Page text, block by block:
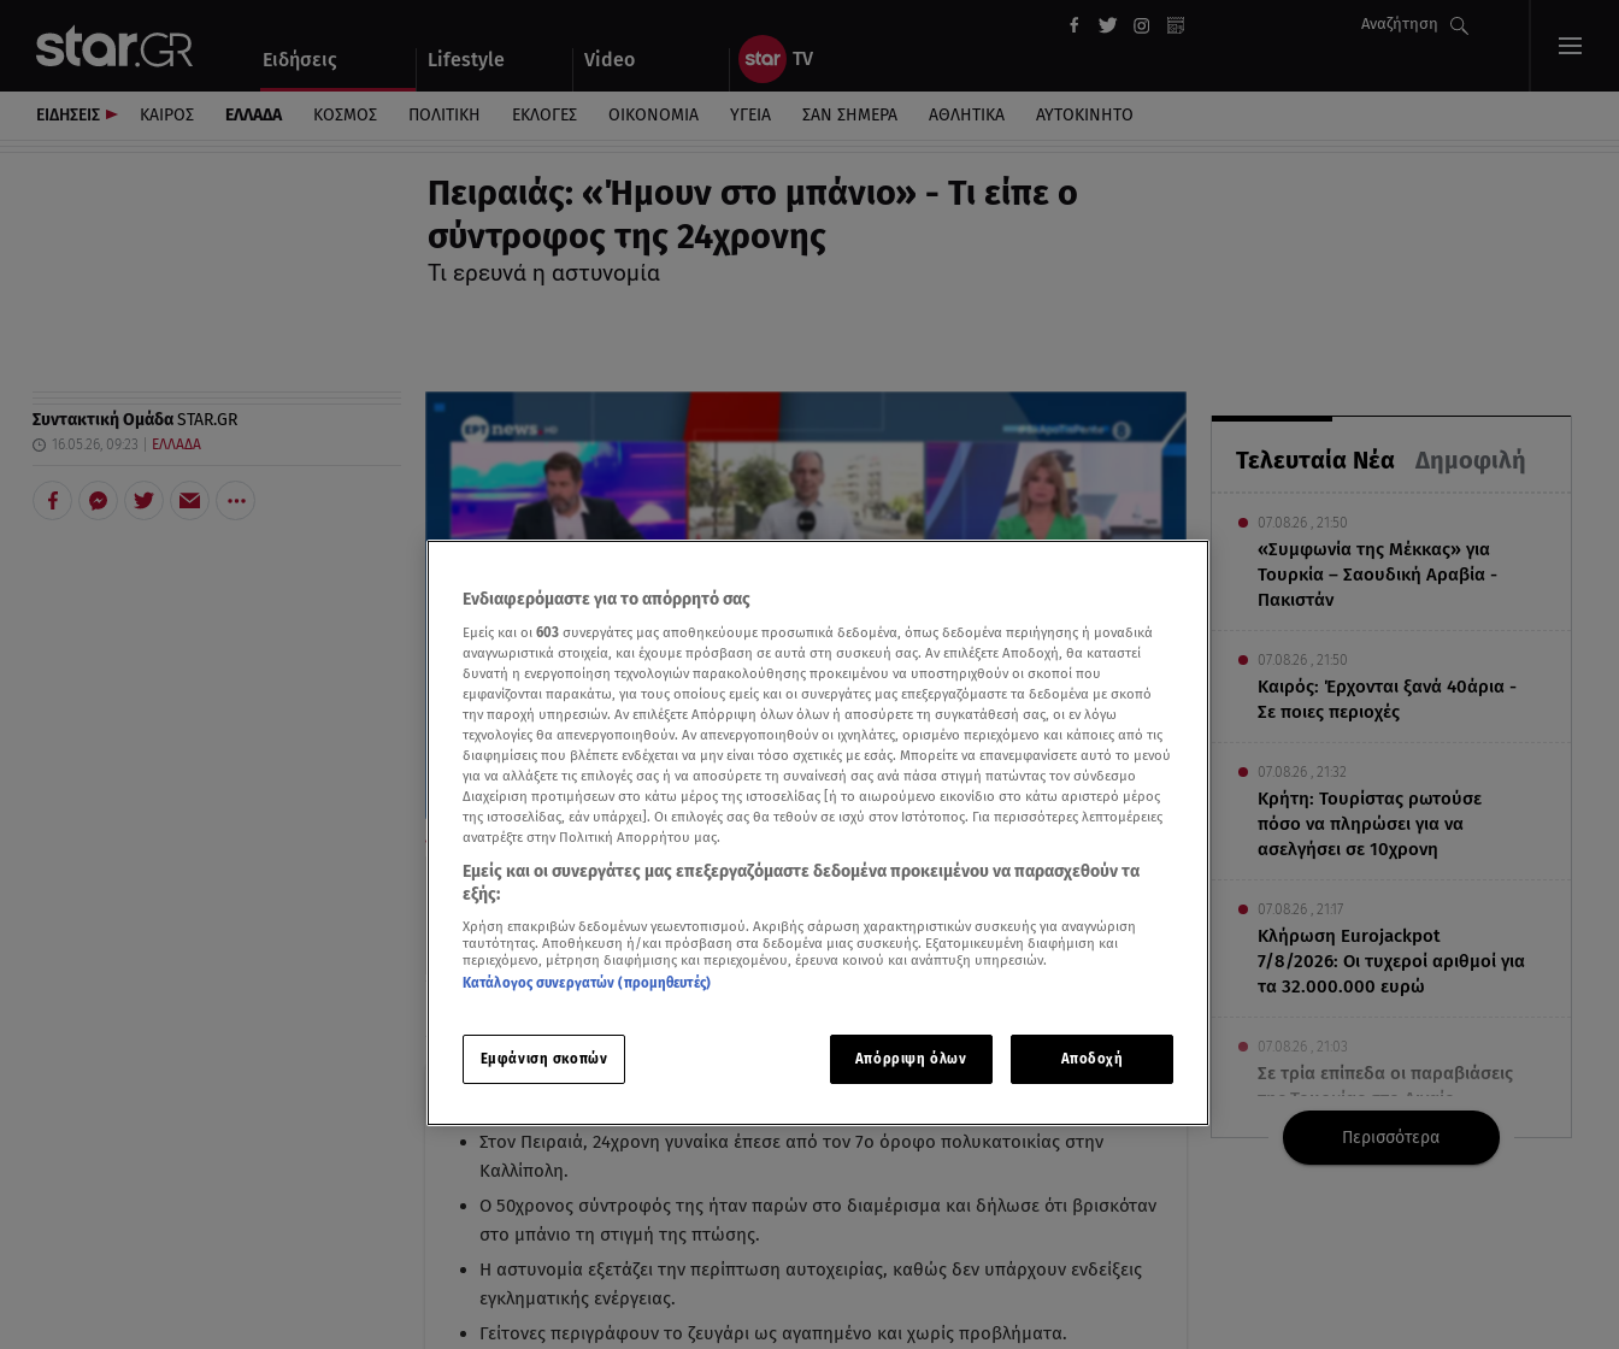
Ειδήσεις Lifestyle Video
Αναζήτηση
Αυτοκίνητο
ΕΙΔΗΣΕΙΣ ΚΑΙΡΟΣ ΕΛΛΑΔΑ ΚΟΣΜΟΣ ΠΟΛΙΤΙΚΗ ΕΚΛΟΓΕΣ ΟΙΚΟΝΟΜΙΑ ΥΓΕΙΑ ΣΑΝ ΣΗΜΕΡΑ ΑΘΛΗΤΙΚΑ ΑΥΤΟΚΙΝΗΤΟ
Πειραιάς: «Ήμουν στο μπάνιο» - Τι είπε ο
σύντροφος της 24χρονης
Τι ερευνά η αστυνομία
Τελευταία Νέα Δημοφιλή
07.08.26 , 21:50
«Συμφωνία της Μέκκας» για
Τουρκία – Σαουδική Αραβία -
Πακιστάν
07.08.26 , 21:50
Καιρός: Έρχονται ξανά 40άρια -
Σε ποιες περιοχές
07.08.26 , 21:32
Κρήτη: Τουρίστας ρωτούσε
πόσο να πληρώσει για να
ασελγήσει σε 10χρονη
07.08.26 , 21:17
Κλήρωση Eurojackpot
7/8/2026: Οι τυχεροί αριθμοί για
τα 32.000.000 ευρώ
07.08.26 , 21:03
Σε τρία επίπεδα οι παραβιάσεις
της Τουρκίας στο Αιγαίο
07.08.26 , 21:00
Περισσότερα
Συντακτική ΟμάδαSTAR.GR
16.05.26, 09:23 ΕΛΛΑΔΑ
Τι συνέβη στον Πειραιά, όπου 24χρονη βρέθηκε στο κενό από τον 7ο όροφο - Βίντεο ΕΡΤ
Δείτε περισσότερα άρθρα μας στα αποτελέσματα αναζήτησης
Add star.gr on Google
Με μια ματιά-
Στον Πειραιά, 24χρονη γυναίκα έπεσε από τον 7ο όροφο πολυκατοικίας στην
Καλλίπολη.
Ο 50χρονος σύντροφός της ήταν παρών στο διαμέρισμα και δήλωσε ότι βρισκόταν
στο μπάνιο τη στιγμή της πτώσης.
Η αστυνομία εξετάζει την περίπτωση αυτοχειρίας, καθώς δεν υπάρχουν ενδείξεις
εγκληματικής ενέργειας.
Γείτονες περιγράφουν το ζευγάρι ως αγαπημένο και χωρίς προβλήματα.
Ενδιαφερόμαστε για το απόρρητό σας
Εμείς και οι 603 συνεργάτες μας αποθηκεύουμε προσωπικά δεδομένα, όπως δεδομένα περιήγησης ή μοναδικά
αναγνωριστικά στοιχεία, και έχουμε πρόσβαση σε αυτά στη συσκευή σας. Αν επιλέξετε Αποδοχή, θα καταστεί
δυνατή η ενεργοποίηση τεχνολογιών παρακολούθησης προκειμένου να υποστηριχθούν οι σκοποί που
εμφανίζονται παρακάτω, για τους οποίους εμείς και οι συνεργάτες μας επεξεργαζόμαστε τα δεδομένα με σκοπό
την παροχή υπηρεσιών. Αν επιλέξετε Απόρριψη όλων όλων ή αποσύρετε τη συγκατάθεσή σας, οι εν λόγω
τεχνολογίες θα απενεργοποιηθούν. Αν απενεργοποιηθούν οι ιχνηλάτες, ορισμένο περιεχόμενο και κάποιες από τις
διαφημίσεις που βλέπετε ενδέχεται να μην είναι τόσο σχετικές με εσάς. Μπορείτε να επανεμφανίσετε αυτό το μενού
για να αλλάξετε τις επιλογές σας ή να αποσύρετε τη συναίνεσή σας ανά πάσα στιγμή πατώντας τον σύνδεσμο
Διαχείριση προτιμήσεων στο κάτω μέρος της ιστοσελίδας [ή το αιωρούμενο εικονίδιο στο κάτω αριστερό μέρος
της ιστοσελίδας, εάν υπάρχει]. Οι επιλογές σας θα τεθούν σε ισχύ στον Ιστότοπος. Για περισσότερες λεπτομέρειες
ανατρέξτε στην Πολιτική Απορρήτου μας.
Εμείς και οι συνεργάτες μας επεξεργαζόμαστε δεδομένα προκειμένου να παρασχεθούν τα
εξής:
Χρήση επακριβών δεδομένων γεωεντοπισμού. Ακριβής σάρωση χαρακτηριστικών συσκευής για αναγνώριση
ταυτότητας. Αποθήκευση ή/και πρόσβαση στα δεδομένα μιας συσκευής. Εξατομικευμένη διαφήμιση και
περιεχόμενο, μέτρηση διαφήμισης και περιεχομένου, έρευνα κοινού και ανάπτυξη υπηρεσιών.
Κατάλογος συνεργατών (προμηθευτές)
Εμφάνιση σκοπών Απόρριψη όλων Αποδοχή